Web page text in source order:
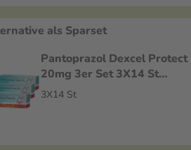
als Sparset
Pantoprazol Dexcel Protect
20mg 3er Set 3X14 St
Tabletten magensaftresistent
3X14 St